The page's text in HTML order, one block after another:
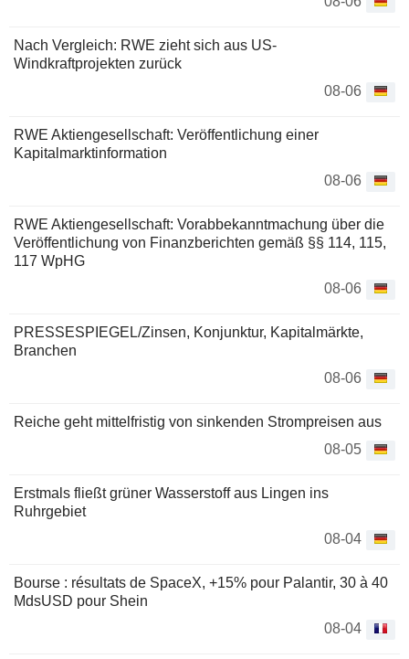
Nach Vergleich: RWE zieht sich aus US-
Windkraftprojekten zurück
08-06
RWE Aktiengesellschaft: Veröffentlichung einer
Kapitalmarktinformation
08-06
RWE Aktiengesellschaft: Vorabbekanntmachung über die
Veröffentlichung von Finanzberichten gemäß §§ 114, 115,
117 WpHG
08-06
PRESSESPIEGEL/Zinsen, Konjunktur, Kapitalmärkte,
Branchen
08-06
Reiche geht mittelfristig von sinkenden Strompreisen aus
08-05
Erstmals fließt grüner Wasserstoff aus Lingen ins
Ruhrgebiet
08-04
Bourse : résultats de SpaceX, +15% pour Palantir, 30 à 40
MdsUSD pour Shein
08-04